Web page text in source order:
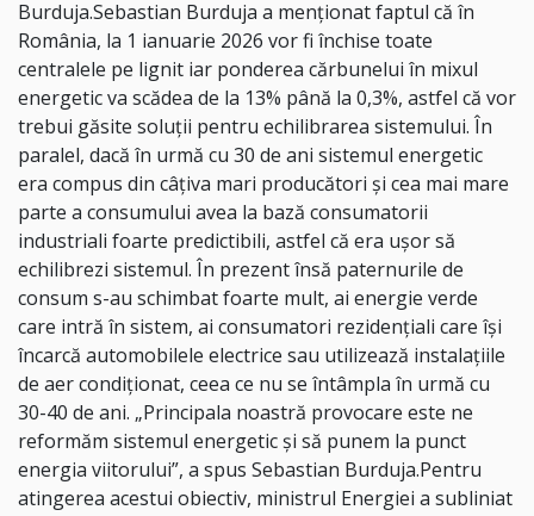
Burduja.Sebastian Burduja a menţionat faptul că în
România, la 1 ianuarie 2026 vor fi închise toate
centralele pe lignit iar ponderea cărbunelui în mixul
energetic va scădea de la 13% până la 0,3%, astfel că vor
trebui găsite soluţii pentru echilibrarea sistemului. În
paralel, dacă în urmă cu 30 de ani sistemul energetic
era compus din câţiva mari producători şi cea mai mare
parte a consumului avea la bază consumatorii
industriali foarte predictibili, astfel că era uşor să
echilibrezi sistemul. În prezent însă paternurile de
consum s-au schimbat foarte mult, ai energie verde
care intră în sistem, ai consumatori rezidenţiali care îşi
încarcă automobilele electrice sau utilizează instalaţiile
de aer condiţionat, ceea ce nu se întâmpla în urmă cu
30-40 de ani. „Principala noastră provocare este ne
reformăm sistemul energetic şi să punem la punct
energia viitorului”, a spus Sebastian Burduja.Pentru
atingerea acestui obiectiv, ministrul Energiei a subliniat